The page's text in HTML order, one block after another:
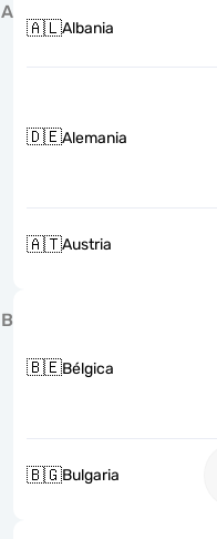
A
🇦🇱Albania
🇩🇪Alemania
🇦🇹Austria
B
🇧🇪Bélgica
🇧🇬Bulgaria